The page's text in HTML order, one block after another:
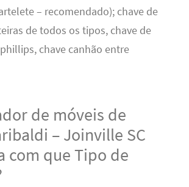
– recomendado); chave de
de todos os tipos, chave de
chave canhão entre
de móveis de
– Joinville SC
com que Tipo de